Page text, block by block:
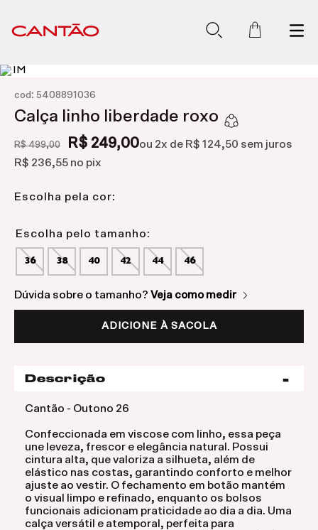
cod : 5408891036
Calça linho liberdade roxo
R$ 499,00 R$ 249,00ou 2x de R$ 124,50 sem juros
R$ 236,55 no pix
Escolha pela cor:
36 38 40 42 44 46
Dúvida sobre o tamanho? Veja como medir
ADICIONE À SACOLA
Descrição
Cantão - Outono 26
Confeccionada em viscose com linho, essa peça
une leveza, frescor e elegância natural. Possui
cintura alta, que valoriza a silhueta, além de
elástico nas costas, garantindo conforto e melhor
ajuste ao vestir. O fechamento em botão mantém
o visual limpo e refinado, enquanto os bolsos
funcionais adicionam praticidade ao dia a dia. Uma
calça versátil e atemporal, perfeita para